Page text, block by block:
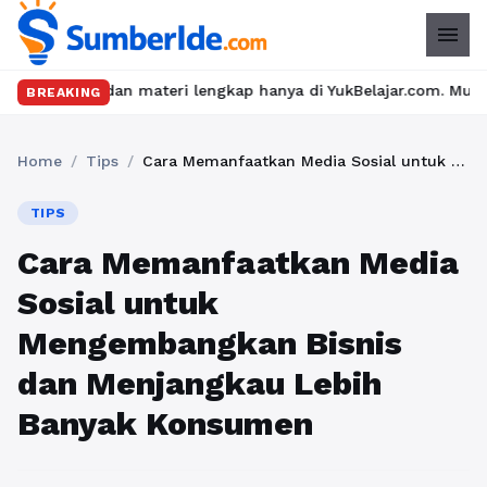
menu
BREAKING
materi lengkap hanya di YukBelajar.com. Mulai langkah
Home / Tips / Cara Memanfaatkan Media Sosial untuk Mengembangkan Bisnis dan Menjangkau Lebih Banyak Konsumen
TIPS
Cara Memanfaatkan Media
Sosial untuk
Mengembangkan Bisnis
dan Menjangkau Lebih
Banyak Konsumen